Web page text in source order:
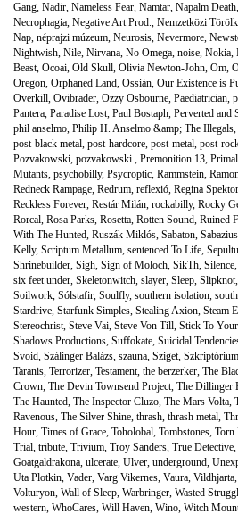
Gang, Nadir, Nameless Fear, Namtar, Napalm Death,
Necrophagia, Negative Art Prod., Nemzetközi
Nap, néprajzi múzeum, Neurosis, Nevermore,
Nightwish, Nile, Nirvana, No Omega, noise, Nokia,
Beast, Ocoai, Old Skull, Olivia Newton-John, Om,
Oregon, Orphaned Land, Ossián, Our Existence is
Overkill, Ovibrader, Ozzy Osbourne, Paediatrician,
Pantera, Paradise Lost, Paul Bostaph, Perverted and
phil anselmo, Philip H. Anselmo &amp; The Illegals,
post-black metal, post-hardcore, post-metal, post-
Pozvakowski, pozvakowski., Premonition 13,
Mutants, psychobilly, Psycroptic, Rammstein,
Redneck Rampage, Redrum, reflexió, Regina Spektor
Reckless Forever, Restár Milán, rockabilly, Rocky
Rorcal, Rosa Parks, Rosetta, Rotten Sound, Ruined
With The Hunted, Ruszák Miklós, Sabaton, Sabazius
Kelly, Scriptum Metallum, sentenced To Life,
Shrinebuilder, Sigh, Sign of Moloch, SikTh, Silence,
six feet under, Skeletonwitch, slayer, Sleep, Slipknot,
Soilwork, Sólstafir, Soulfly, southern isolation,
Stardrive, Starfunk Simples, Stealing Axion, Steam
Stereochrist, Steve Vai, Steve Von Till, Stick To
Shadows Productions, Suffokate, Suicidal
Svoid, Szálinger Balázs, szauna, Sziget, Szkriptórium
Taranis, Terrorizer, Testament, the berzerker, The
Crown, The Devin Townsend Project, The Dillinger
The Haunted, The Inspector Cluzo, The Mars Volta,
Ravenous, The Silver Shine, thrash, thrash metal,
Hour, Times of Grace, Toholobal, Tombstones, Torn
Trial, tribute, Trivium, Troy Sanders, True Detective,
Goatgaldrakona, ulcerate, Ulver, underground,
Uta Plotkin, Vader, Varg Vikernes, Vaura, Vildhjarta,
Volturyon, Wall of Sleep, Warbringer, Wasted
western, WhoCares, Will Haven, Wino, Witch